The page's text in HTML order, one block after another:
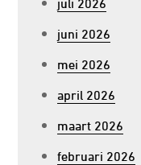
juni 2026
mei 2026
april 2026
maart 2026
februari 2026